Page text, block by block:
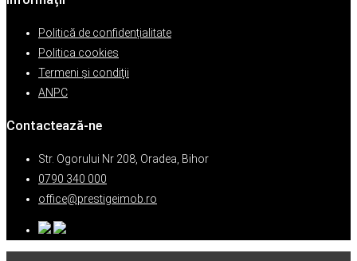
Politică de confidențialitate
Politica cookies
Termeni şi condiţii
ANPC
Contactează-ne
Str. Ogorului Nr 208, Oradea, Bihor
0790 340 000
office@prestigeimob.ro